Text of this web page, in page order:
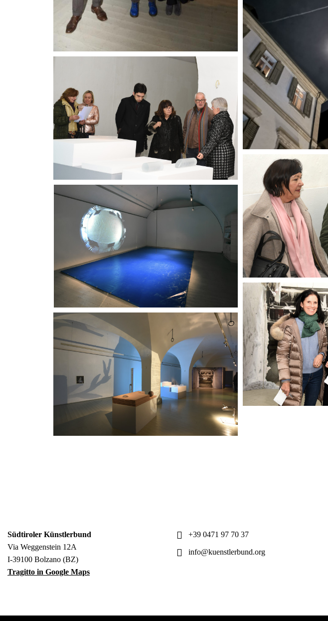
Südtiroler Künstlerbund
Via Weggenstein 12A
I-39100 Bolzano (BZ)
Tragitto in Google Maps
+39 0471 97 70 37
info@kuenstlerbund.org